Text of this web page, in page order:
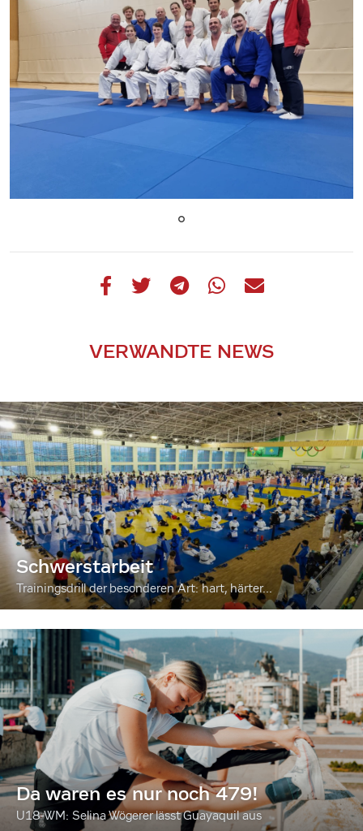
VERWANDTE NEWS
Schwerstarbeit
Trainingsdrill der besonderen Art: hart, härter...
Da waren es nur noch 479!
U18-WM: Selina Wögerer lässt Guayaquil aus